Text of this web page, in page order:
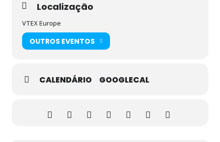
Localização
VTEX Europe
OUTROS EVENTOS
CALENDÁRIO GOOGLECAL